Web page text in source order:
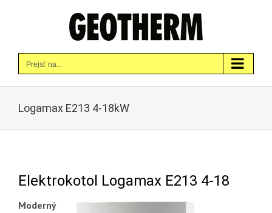
Prejsť na...
Logamax E213 4-18kW
Elektrokotol Logamax E213 4-18
Moderný